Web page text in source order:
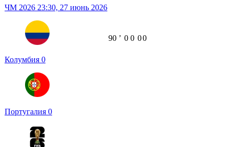
ЧМ 2026 23:30, 27 июнь 2026
Колумбия 0
Португалия 0
90 ʼ 0 0 00